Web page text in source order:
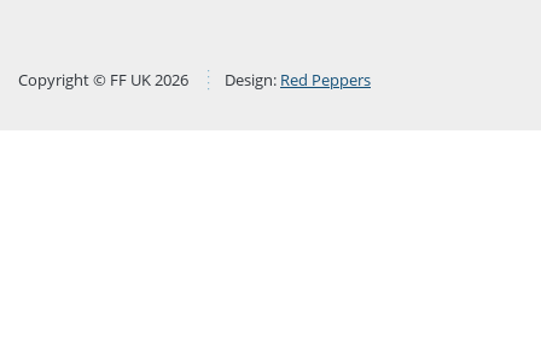
Copyright © FF UK 2026 Design: Red Peppers